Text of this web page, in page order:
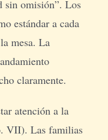
sin omisión”. Los
estándar a cada
mesa. La
claramente.
atención a la
VII). Las familias